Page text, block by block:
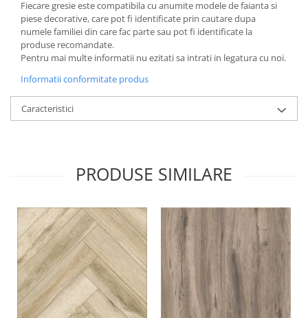
Fiecare gresie este compatibila cu anumite modele de faianta si
piese decorative, care pot fi identificate prin cautare dupa
numele familiei din care fac parte sau pot fi identificate la
produse recomandate.
Pentru mai multe informatii nu ezitati sa intrati in legatura cu noi.
Informatii conformitate produs
Caracteristici
PRODUSE SIMILARE